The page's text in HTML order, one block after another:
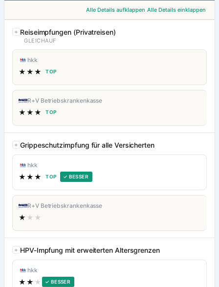
Alle Details aufklappen Alle Details einklappen
Reiseimpfungen (Privatreisen)
GLEICHAUF
hkk
★★★ TOP
R+V Betriebskrankenkasse
★★★ TOP
Grippeschutzimpfung für alle Versicherten
hkk
★★★ TOP ✓ BESSER
R+V Betriebskrankenkasse
★ ★★
HPV-Impfung mit erweiterten Altersgrenzen
hkk
★★ ★ ✓ BESSER